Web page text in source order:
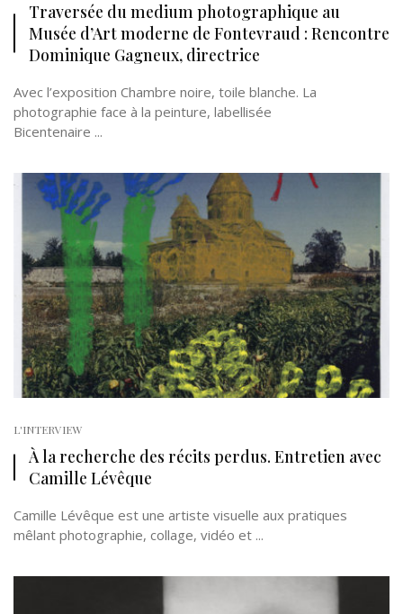
Traversée du medium photographique au
Musée d’Art moderne de Fontevraud : Rencontre
Dominique Gagneux, directrice
Avec l’exposition Chambre noire, toile blanche. La
photographie face à la peinture, labellisée
Bicentenaire ...
L'INTERVIEW
À la recherche des récits perdus. Entretien avec
Camille Lévêque
Camille Lévêque est une artiste visuelle aux pratiques
mêlant photographie, collage, vidéo et ...